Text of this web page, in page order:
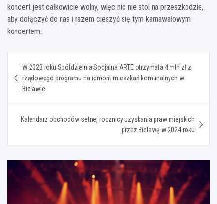
koncert jest całkowicie wolny, więc nic nie stoi na przeszkodzie,
aby dołączyć do nas i razem cieszyć się tym karnawałowym
koncertem.
wpisu
W 2023 roku Spółdzielnia Socjalna ARTE otrzymała 4 mln zł z
rządowego programu na remont mieszkań komunalnych w
Bielawie
Kalendarz obchodów setnej rocznicy uzyskania praw miejskich
przez Bielawę w 2024 roku